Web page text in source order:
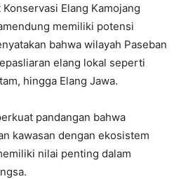
Elang Kamojang
memiliki potensi
bahwa wilayah Paseban
elang lokal seperti
hingga Elang Jawa.
pandangan bahwa
kawasan dengan ekosistem
nilai penting dalam